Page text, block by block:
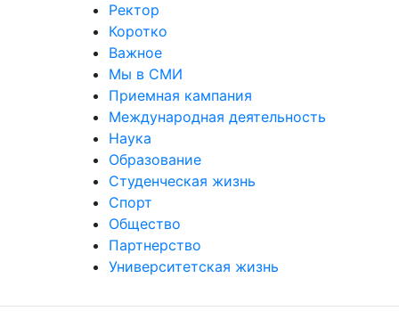
Ректор
Коротко
Важное
Мы в СМИ
Приемная кампания
Международная деятельность
Наука
Образование
Студенческая жизнь
Спорт
Общество
Партнерство
Университетская жизнь